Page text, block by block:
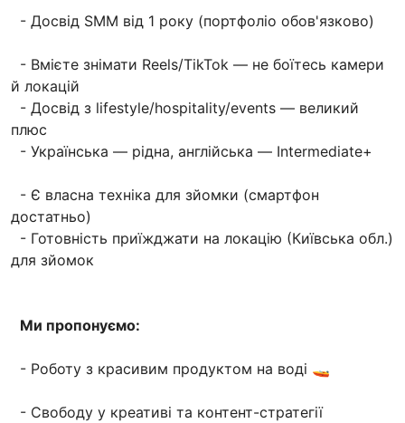
- Досвід SMM від 1 року (портфоліо обов'язково)
- Вмієте знімати Reels/TikTok — не боїтесь камери
й локацій
- Досвід з lifestyle/hospitality/events — великий
плюс
- Українська — рідна, англійська — Intermediate+
- Є власна техніка для зйомки (смартфон
достатньо)
- Готовність приїжджати на локацію (Київська обл.)
для зйомок
Ми пропонуємо:
- Роботу з красивим продуктом на воді 🚤
- Свободу у креативі та контент-стратегії